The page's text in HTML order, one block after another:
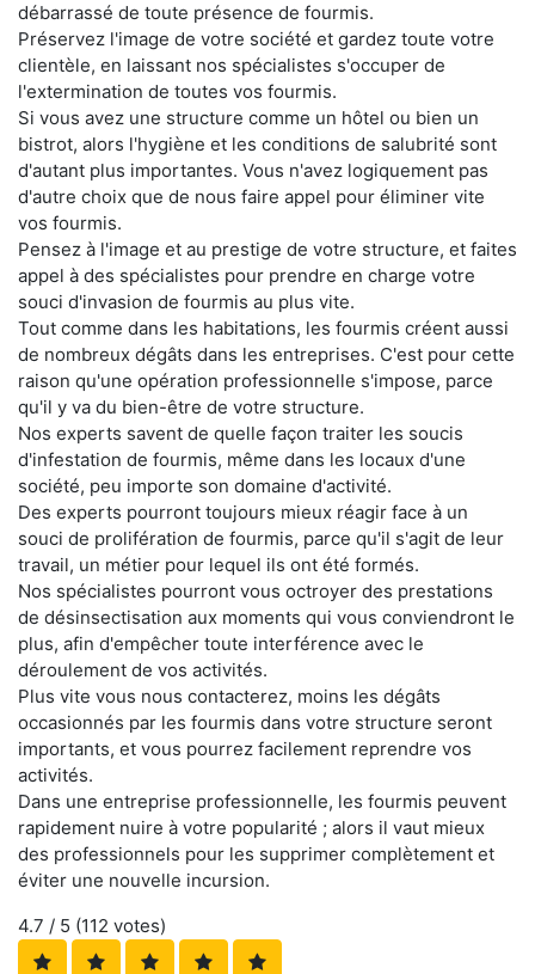
débarrassé de toute présence de fourmis.
Préservez l'image de votre société et gardez toute votre
clientèle, en laissant nos spécialistes s'occuper de
l'extermination de toutes vos fourmis.
Si vous avez une structure comme un hôtel ou bien un
bistrot, alors l'hygiène et les conditions de salubrité sont
d'autant plus importantes. Vous n'avez logiquement pas
d'autre choix que de nous faire appel pour éliminer vite
vos fourmis.
Pensez à l'image et au prestige de votre structure, et faites
appel à des spécialistes pour prendre en charge votre
souci d'invasion de fourmis au plus vite.
Tout comme dans les habitations, les fourmis créent aussi
de nombreux dégâts dans les entreprises. C'est pour cette
raison qu'une opération professionnelle s'impose, parce
qu'il y va du bien-être de votre structure.
Nos experts savent de quelle façon traiter les soucis
d'infestation de fourmis, même dans les locaux d'une
société, peu importe son domaine d'activité.
Des experts pourront toujours mieux réagir face à un
souci de prolifération de fourmis, parce qu'il s'agit de leur
travail, un métier pour lequel ils ont été formés.
Nos spécialistes pourront vous octroyer des prestations
de désinsectisation aux moments qui vous conviendront le
plus, afin d'empêcher toute interférence avec le
déroulement de vos activités.
Plus vite vous nous contacterez, moins les dégâts
occasionnés par les fourmis dans votre structure seront
importants, et vous pourrez facilement reprendre vos
activités.
Dans une entreprise professionnelle, les fourmis peuvent
rapidement nuire à votre popularité ; alors il vaut mieux
des professionnels pour les supprimer complètement et
éviter une nouvelle incursion.
4.7 / 5 (112 votes)